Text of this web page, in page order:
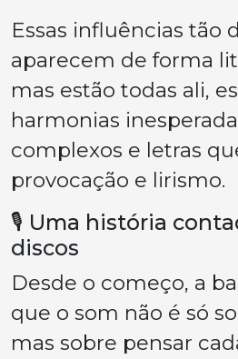
Essas influências tão
aparecem de forma
mas estão todas ali,
harmonias
complexos e letras
provocação e lirismo.
🎙️ Uma história
discos
Desde o começo, a
que o som não é só
mas sobre pensar